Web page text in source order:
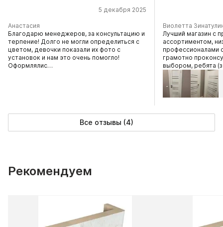
5 декабря 2025
Анастасия
Благодарю менеджеров, за консультацию и
терпение! Долго не могли определиться с
цветом, девочки показали их фото с
установок и нам это очень помогло!
Оформлялис…
Виолетта
Лучший магазин с
ассортиментом,
профессионалами
грамотно
выбором, ребята
Все отзывы (4)
Рекомендуем